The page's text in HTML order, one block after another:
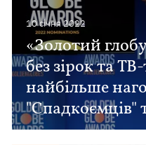
10 сiчня 2022
«Золотий
без зірок та
найбільше
"Спадкоємців"